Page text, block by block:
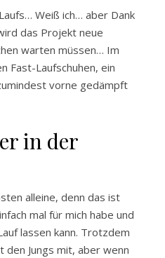
Weiß ich… aber Dank
das Projekt neue
warten müssen… Im
Fast-Laufschuhen, ein
vorne gedämpft
in der
alleine, denn das ist
mal für mich habe und
lassen kann. Trotzdem
den Jungs mit, aber wenn